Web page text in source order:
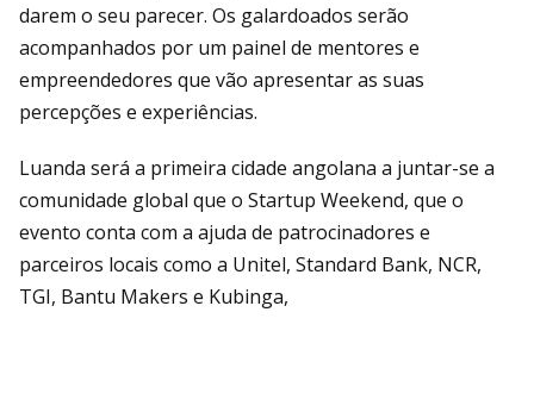
darem o seu parecer. Os galardoados serão
acompanhados por um painel de mentores e
empreendedores que vão apresentar as suas
percepções e experiências.
Luanda será a primeira cidade angolana a juntar-se a
comunidade global que o Startup Weekend, que o
evento conta com a ajuda de patrocinadores e
parceiros locais como a Unitel, Standard Bank, NCR,
TGI, Bantu Makers e Kubinga,